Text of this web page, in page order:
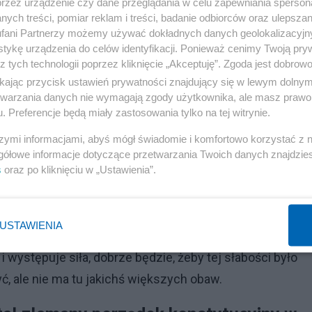
są wysuwani na wysokie, bardzo ważne
błędami. Będziemy się jeszcze bardziej
sytuację. A wiemy, że tu nie wszystko było tak, jak
powtórzyć w innym województwie lub w Sejmie?
o regionalne sprawy, to nie chcę w tej chwili mówić,
i słabsi. Ci słabsi, jeśli jest taki napór propagandy
siła, dobrze będzie, żeby tej słabości było
ale nie ma tu jakichś większych obaw.
treści, pomiar reklam i treści, badanie odbiorców oraz
Partnerzy możemy używać dokładnych danych
urządzenia do celów identyfikacji. Ponieważ cenimy Twoją
tych technologii poprzez kliknięcie „Akceptuję”. Zgoda jest
przycisk ustawień prywatności znajdujący się w lewym
danych nie wymagają zgody użytkownika, ale masz
Preferencje będą miały zastosowania tylko na tej witrynie.
informacjami, abyś mógł świadomie i komfortowo korzystać z
informacje dotyczące przetwarzania Twoich danych
oraz po kliknięciu w „Ustawienia”.
USTAWIENIA